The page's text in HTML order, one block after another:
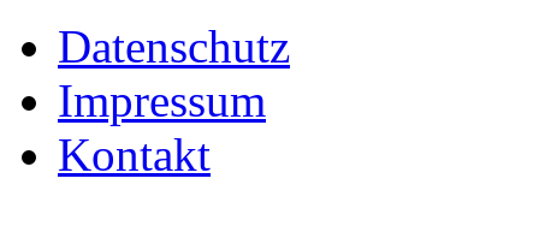
Datenschutz
Impressum
Kontakt